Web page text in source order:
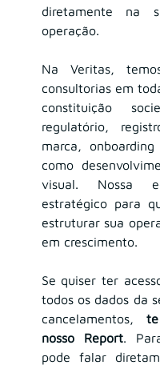
diretamente na
operação.
Na Veritas,
consultorias em
constituição
regulatório,
marca,
como
visual. Nossa
estratégico para
estruturar sua
em crescimento.
Se quiser ter
todos os dados da
cancelamentos,
nosso Report.
pode falar